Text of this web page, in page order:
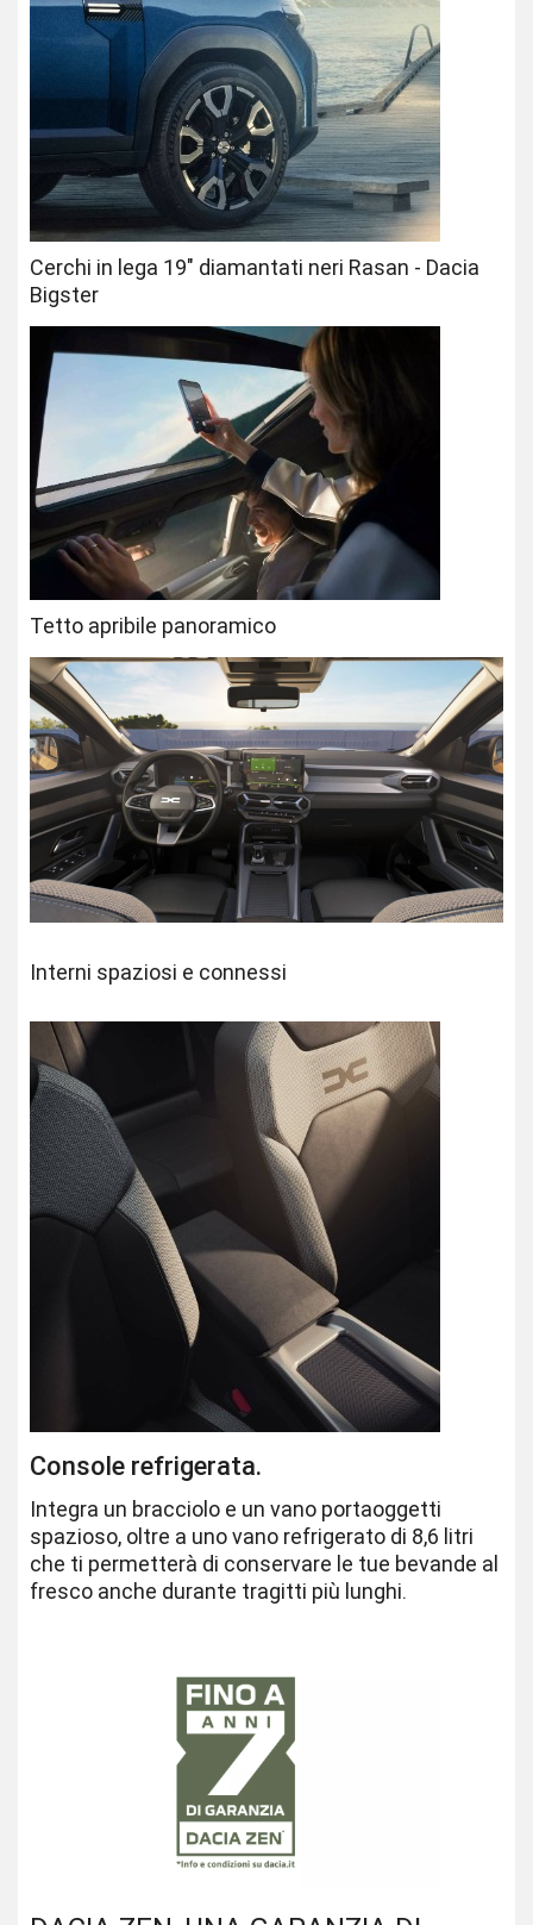
Cerchi in lega 19" diamantati neri Rasan - Dacia
Bigster
Tetto apribile panoramico
Interni spaziosi e connessi
Console refrigerata.
Integra un bracciolo e un vano portaoggetti
spazioso, oltre a uno vano refrigerato di 8,6 litri
che ti permetterà di conservare le tue bevande al
fresco anche durante tragitti più lunghi.